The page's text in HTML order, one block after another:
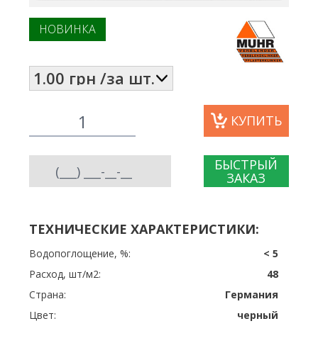
НОВИНКА
КУПИТЬ
БЫСТРЫЙ
ЗАКАЗ
ТЕХНИЧЕСКИЕ ХАРАКТЕРИСТИКИ:
Водопоглощение, %:
< 5
Расход, шт/м2:
48
Страна:
Германия
Цвет:
черный